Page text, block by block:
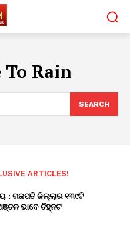
To Rain
SEARCH
ARTICLES!
: ଗଜପତି ଜିଲ୍ଲାର ୧୩୯ଟି
ଭାବେ ଚିହ୍ନଟ